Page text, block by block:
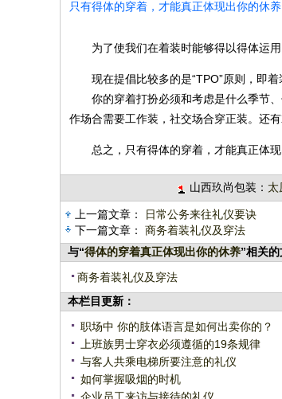
只有得体的穿着，才能真正体现出你的休
为了使我们在着装时能够得以得体运用
现在提倡比较多的是“TPO”原则，即着
你的穿着打扮必须和考虑是什么季节、
作场合需要工作装，社交场合穿正装。还
总之，只有得体的穿着，才能真正体现
山西玖尚包装： 太
上一篇文章：
日常公务来往礼仪要诀
下一篇文章： 商务着装礼仪及穿法
与“得体的穿着真正体现出你的休养”相关的
商务着装礼仪及穿法
本栏目更新：
职场中 你的肢体语言是如何出卖你的？
上班族男士穿衣必须遵循的19条规律
与客人共乘电梯所要注意的礼仪
如何掌握吸烟的时机